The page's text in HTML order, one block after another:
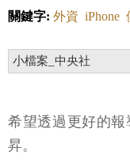
關鍵字: 外資 iPhone
小檔案_中央社
希望透過更好的
昇。